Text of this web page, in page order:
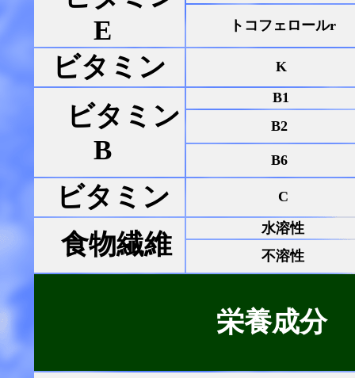
E
トコフェロールr
ビタミン K
ビタミン
B
B1
B2
B6
ビタミン C
食物繊維
水溶性
不溶性
栄養成分